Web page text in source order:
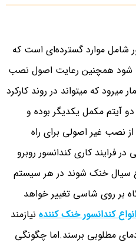
شامل موارد گسترده‌ای است که
شود همچنین رعایت اصول نصب
میرود که میتواند در روند کارکرد
آیتم مکمل یکدیگر بوده و
نصب غیر اصولی برای راه
در فرایند کاری کندانسور روبرو
سیال خنک شوند در هر سیستم
بر روی شاسی تغییر خواهد
انواع کندانسور خنک کننده نیازمند
مطلوبی برسند.اما چگونگی